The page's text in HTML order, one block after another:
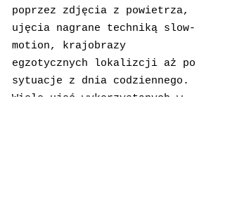
poprzez zdjęcia z powietrza,
ujęcia nagrane techniką slow-
motion, krajobrazy
egzotycznych lokalizcji aż po
sytuacje z dnia codziennego.
Wiele ujęć wykorzystanych w